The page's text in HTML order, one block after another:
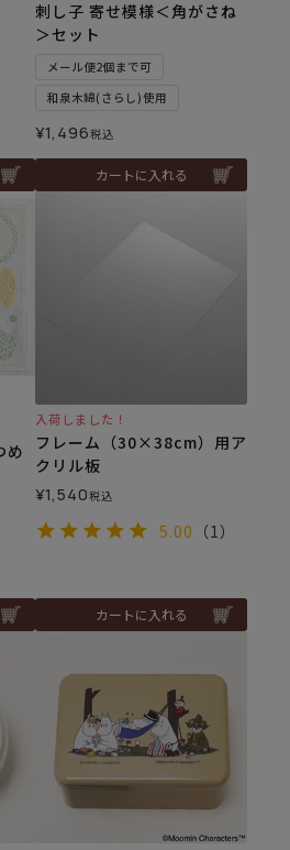
刺し子 寄せ模様＜角がさね
＞セット
メール便2個まで可
和泉木綿(さらし)使用
¥1,496税込
カートに入れる
め
入荷しました！
フレーム（30×38cm）用ア
クリル板
¥1,540税込
5.00 （1）
カートに入れる